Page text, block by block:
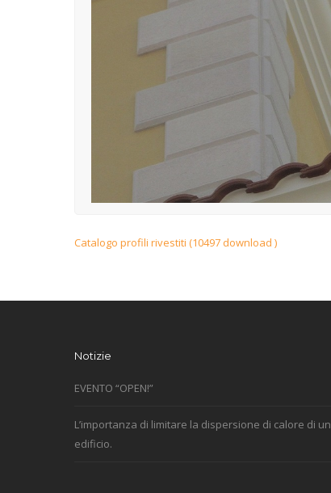
Catalogo profili rivestiti (10497 download )
Notizie
EVENTO “OPEN!”
L’importanza di limitare la dispersione di calore di un
edificio.